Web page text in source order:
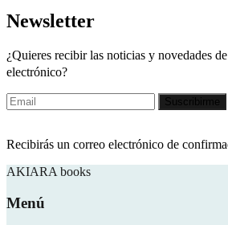
Newsletter
¿Quieres recibir las noticias y novedades
electrónico?
Recibirás un correo electrónico de
AKIARA books
Menú